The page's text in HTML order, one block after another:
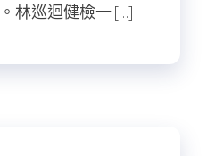
林巡迴健檢一 […]